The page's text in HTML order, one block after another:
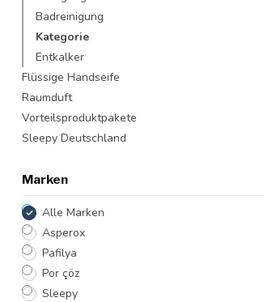
Badreinigung
Kategorie
Entkalker
Flüssige Handseife
Raumduft
Vorteilsproduktpakete
Sleepy Deutschland
Marken
Alle Marken
Asperox
Pafilya
Por çöz
Sleepy